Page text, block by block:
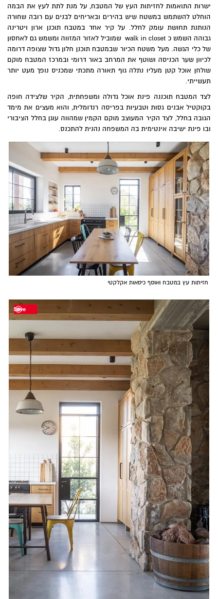
ישרות התואמות לחזיתות העץ של המטבח, על מנת לתת לעץ את הבמה
הוחלט להשתמש במשטח שיש בהירים ובאריחים לבנים עם רובה שחורה
הנותנת תחושת עומק לחלל. על קיר אחד במטבח תוכנן ארון ויטרינה
גבוהה השמש כ walk in closet שמוביל לאזור המזווה ומשמש גם לאחסון
של כלי הגשה. מעל משטח הכיור שבמטבח תוכנן חלון גדול שצופה דרומה
לכיוון שער הכניסה ושוטף את המרחב באור דרומי ובמרכז המטבח מוקם
שולחן אוכל קטן מעליו נתלה גוף תאורה מתכתי שמכניס נופך מעט יותר
תעשייתי.
לצד המטבח תוכננה פינת אוכל גדולה ומשפחתית, הקיר שלצידה חופה
בקוקטיל אבנים גסות וטבעיות בפריסה רנדומלית, והוא מעצים את מימד
הגובה בחלל, לצד הקיר המעוצב מוקם הקמין שמהווה עוגן בחלל הציבורי
ובו פינת ישיבה אינטימית בה המשפחה נהנית להתכנס.
חזיתות עץ במטבח ואוסף כיסאות אקלקטי
Save